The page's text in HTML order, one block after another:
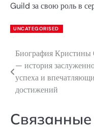
Guild за свою роль в
UNCATEGORISED
Навигация
по
записям
Биография Кристины
— история
успеха и
достижений